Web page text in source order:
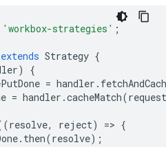
'workbox-strategies' ;
extends Strategy {
)
{
= handler .
= handler .cacheMatch(request
resolve, reject) => {
. then(resolve);